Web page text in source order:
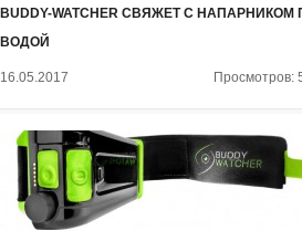
BUDDY-WATCHER СВЯЖЕТ С НАПАРНИКОМ
ВОДОЙ
16.05.2017 Просмотров: